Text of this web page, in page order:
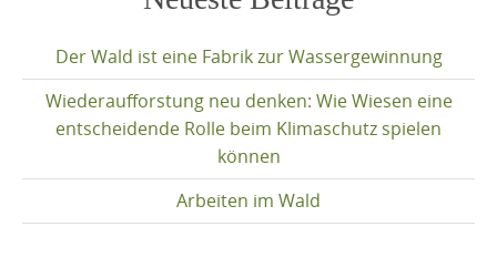
Der Wald ist eine Fabrik zur Wassergewinnung
Wiederaufforstung neu denken: Wie Wiesen eine
entscheidende Rolle beim Klimaschutz spielen
können
Arbeiten im Wald